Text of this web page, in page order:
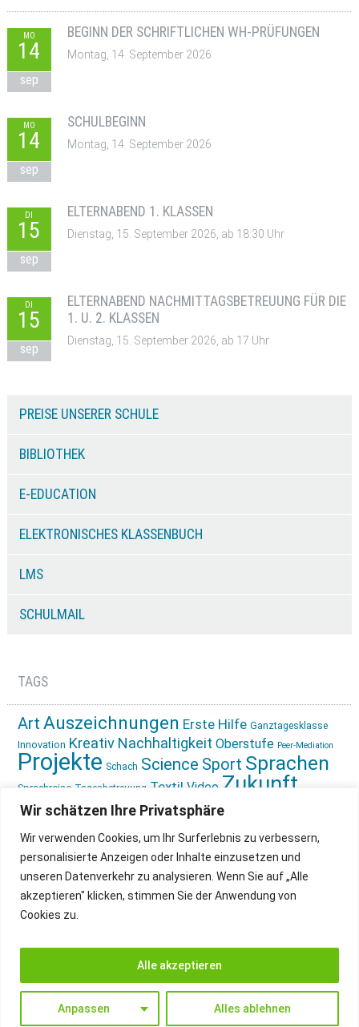
Wir schätzen Ihre Privatsphäre
Wir verwenden Cookies, um Ihr Surferlebnis zu verbessern,
personalisierte Anzeigen oder Inhalte einzusetzen und
unseren Datenverkehr zu analysieren. Wenn Sie auf „Alle
akzeptieren" klicken, stimmen Sie der Anwendung von
Cookies zu.
Anpassen Alles ablehnen
Alle akzeptieren
MO
14
sep
BEGINN DER SCHRIFTLICHEN WH-PRÜFUNGEN
Montag, 14. September 2026
MO
14
sep
SCHULBEGINN
Montag, 14. September 2026
DI
15
sep
ELTERNABEND 1. KLASSEN
Dienstag, 15. September 2026, ab 18:30 Uhr
DI
15
sep
ELTERNABEND NACHMITTAGSBETREUUNG FÜR DIE
1. U. 2. KLASSEN
Dienstag, 15. September 2026, ab 17 Uhr
PREISE UNSERER SCHULE
BIBLIOTHEK
E-EDUCATION
ELEKTRONISCHES KLASSENBUCH
LMS
SCHULMAIL
TAGS
Art Auszeichnungen Erste Hilfe Ganztagesklasse
Innovation Kreativ Nachhaltigkeit Oberstufe Peer-Mediation
Projekte Schach Science Sport Sprachen
Sprachreise Tagesbetreuung Textil Video Zukunft
gestalten Ökologie
IMPRESSUM